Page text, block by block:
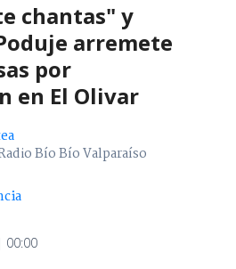
chantas" y
arremete
por
en El Olivar
Bío Bío Valparaíso
00:00